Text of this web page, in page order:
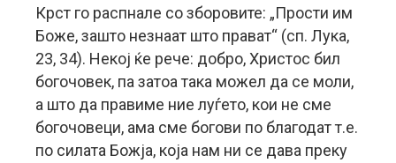
Крст го распнале со зборовите: „Прости им
Боже, зашто незнаат што прават“ (сп. Лука,
23, 34). Некој ќе рече: добро, Христос бил
богочовек, па затоа така можел да се моли,
а што да правиме ние луѓето, кои не сме
богочовеци, ама сме богови по благодат т.е.
по силата Божја, која нам ни се дава преку